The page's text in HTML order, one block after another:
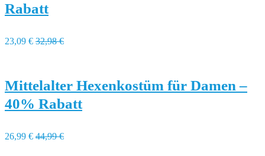
Rabatt
23,09 € 32,98 €
Mittelalter Hexenkostüm für Damen –
40% Rabatt
26,99 € 44,99 €